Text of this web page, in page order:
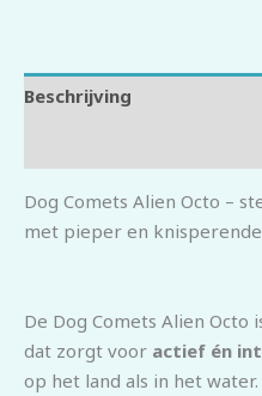
Beschrijving
Dog Comets Alien Octo –
met pieper en
De Dog Comets Alien Octo
dat zorgt voor actief én
op het land als in het